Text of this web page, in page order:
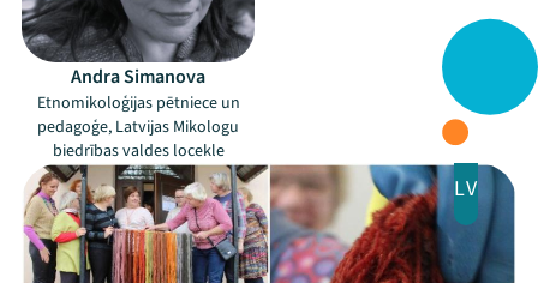
Jaunumi
Kontakti
Andra Simanova
Etnomikoloģijas pētniece un
pedagoģe, Latvijas Mikologu
biedrības valdes locekle
LV